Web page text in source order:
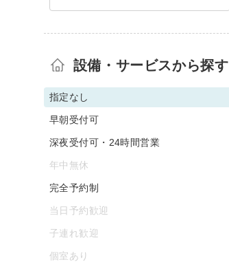
設備・サービスから探す
指定なし
早朝受付可
深夜受付可・24時間営業
年中無休
完全予約制
当日予約歓迎
子連れ歓迎
個室あり